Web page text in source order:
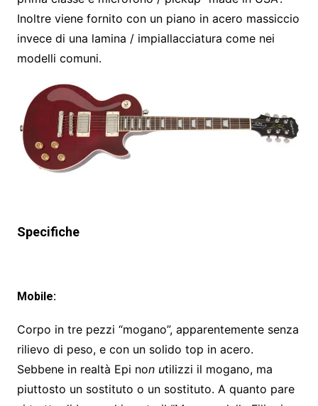
Inoltre viene fornito con un piano in acero massiccio
invece di una lamina / impiallacciatura come nei
modelli comuni.
Specifiche
Mobile:
Corpo in tre pezzi “mogano”, apparentemente senza
rilievo di peso, e con un solido top in acero.
Sebbene in realtà Epi non utilizzi il mogano, ma
piuttosto un sostituto o un sostituto. A quanto pare